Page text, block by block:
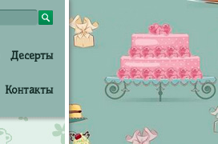
Десерты
Контакты